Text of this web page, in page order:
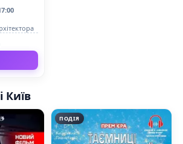
Київ
ПОДІЯ